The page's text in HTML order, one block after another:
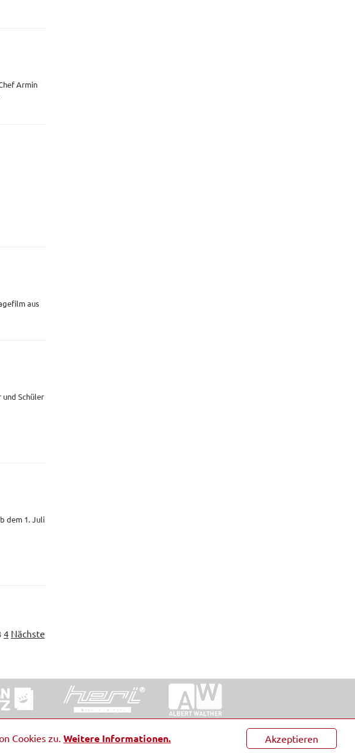
Akzeptieren
Cookies zu. Weitere Informationen.
Armin
aus
und Schüler
dem 1. Juli
4 Nächste
Barrierefreiheit Kontakt Datenschutz